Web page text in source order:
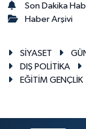
Son Dakika
Haber Arşivi
SİYASET
DIŞ POLİTİKA
EĞİTİM GENÇLİK